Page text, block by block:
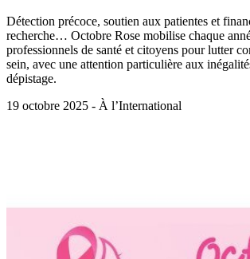
Détection précoce, soutien aux patientes et
recherche… Octobre Rose mobilise chaque
professionnels de santé et citoyens pour lutter
sein, avec une attention particulière aux
dépistage.
19 octobre 2025 - À l’International